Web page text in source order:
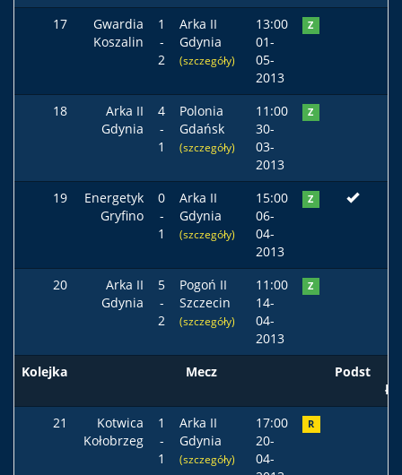
17
Gwardia
Koszalin
1
-
2
Arka II
Gdynia
(szczegóły)
13:00
01-
05-
2013
Z
18
Arka II
Gdynia
4
-
1
Polonia
Gdańsk
(szczegóły)
11:00
30-
03-
2013
Z
19
Energetyk
Gryfino
0
-
1
Arka II
Gdynia
(szczegóły)
15:00
06-
04-
2013
Z
20
Arka II
Gdynia
5
-
2
Pogoń II
Szczecin
(szczegóły)
11:00
14-
04-
2013
Z
Kolejka Mecz Podst
21
Kotwica
Kołobrzeg
1
-
1
Arka II
Gdynia
(szczegóły)
17:00
20-
04-
R